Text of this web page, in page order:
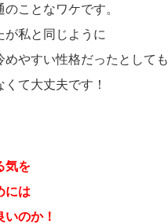
ことなワケです。
が私と同じように
めやすい性格だったとしても
て大丈夫です！
気を
には
いのか！